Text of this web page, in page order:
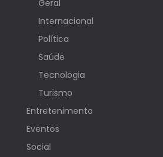
Geral
Internacional
Política
Saúde
Tecnologia
Turismo
Entretenimento
Eventos
Social